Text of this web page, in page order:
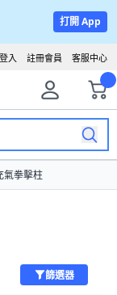
打開 App
客服中心
註冊會員
登入
氣拳擊柱
篩選器